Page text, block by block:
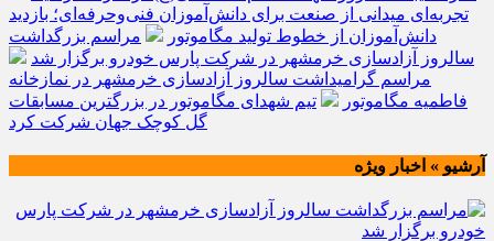
تجربه‌ای میدانی از صنعت برای دانش‌آموزان فنی‌وحرفه‌ای؛ بازدید
دانش‌آموزان از خطوط تولید مگاموتور
مراسم بزرگداشت
سالروز آزادسازی خرمشهر در شرکت پارس خودرو برگزار شد
مراسم گرامیداشت سالروز آزادسازی خرمشهر در نمازخانه
فاطمیه مگاموتور
تیم شهدای مگاموتور در بزرگترین مسابقات
گل کوچک جهان شرکت کرد
آرشیو » اخبار ویژه